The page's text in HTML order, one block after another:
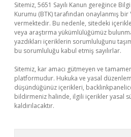
Sitemiz, 5651 Sayılı Kanun gereğince
Kurumu (BTK) tarafından onaylanmış bir
vermektedir. Bu nedenle, sitedeki
veya araştırma yükümlülüğümüz
yazdıkları içeriklerin sorumluluğunu
bu sorumluluğu kabul etmiş sayılırlar.
Sitemiz, kar amacı gütmeyen ve
platformudur. Hukuka ve yasal
düşündüğünüz içerikleri,
bildirmeniz halinde, ilgili içerikler yasal
kaldırılacaktır.